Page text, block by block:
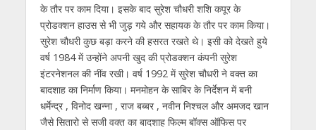
के तौर पर काम दिया। इसके बाद सुरेश चौधरी शशि कपूर के
प्रोडक्शन हाउस से भी जुड़ गये और सहायक के तौर पर काम किया।
सुरेश चौधरी कुछ बड़ा करने की हसरत रखते थे। इसी को देखते हुये
वर्ष 1984 में उन्होंने अपनी खुद की प्रोडक्शन कंपनी सुरेश
इंटरनेशनल की नींव रखी। वर्ष 1992 में सुरेश चौधरी ने वक्त का
बादशाह का निर्माण किया। मनमोहन के साबिर के निर्देशन में बनी
धर्मेन्द्र , विनोद खन्ना , राज बब्बर , नवीन निश्चल और अमजद खान
जैसे सितारो से सजी वक्त का बादशाह फिल्म बॉक्स ऑफिस पर